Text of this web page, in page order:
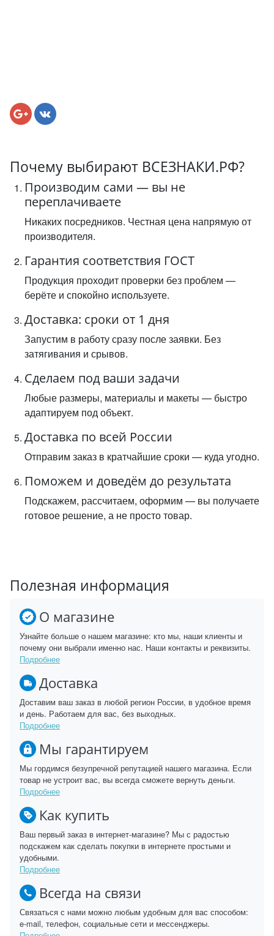
Почему выбирают ВСЕЗНАКИ.РФ?
Производим сами — вы не
переплачиваете
Никаких посредников. Честная цена напрямую от
производителя.
Гарантия соответствия ГОСТ
Продукция проходит проверки без проблем —
берёте и спокойно используете.
Доставка: сроки от 1 дня
Запустим в работу сразу после заявки. Без
затягивания и срывов.
Сделаем под ваши задачи
Любые размеры, материалы и макеты — быстро
адаптируем под объект.
Доставка по всей России
Отправим заказ в кратчайшие сроки — куда угодно.
Поможем и доведём до результата
Подскажем, рассчитаем, оформим — вы получаете
готовое решение, а не просто товар.
Полезная информация
О магазине
Узнайте больше о нашем магазине: кто мы, наши клиенты и
почему они выбрали именно нас. Наши контакты и реквизиты.
Подробнее
Доставка
Доставим ваш заказ в любой регион России, в удобное время
и день. Работаем для вас, без выходных.
Подробнее
Мы гарантируем
Мы гордимся безупречной репутацией нашего магазина. Если
товар не устроит вас, вы всегда сможете вернуть деньги.
Подробнее
Как купить
Ваш первый заказ в интернет-магазине? Мы с радостью
подскажем как сделать покупки в интернете простыми и
удобными.
Подробнее
Всегда на связи
Связаться с нами можно любым удобным для вас способом:
e-mail, телефон, социальные сети и мессенджеры.